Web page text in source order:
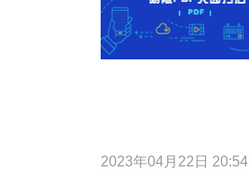
2023年04月22日 20:54